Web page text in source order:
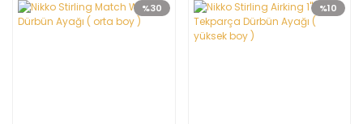
%30 %10